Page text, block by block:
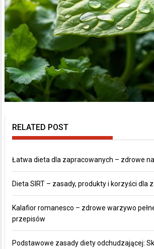
RELATED POST
Łatwa dieta dla zapracowanych – zdrowe
Dieta SIRT – zasady, produkty i korzyści dla
Kalafior romanesco – zdrowe warzywo
przepisów
Podstawowe zasady diety odchudzającej: